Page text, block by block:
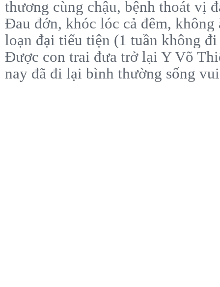
thương cùng chậu, bệnh thoát vị
Đau đớn, khóc lóc cả đêm,
loạn đại tiểu tiện (1 tuần không
Được con trai đưa trở lại Y Võ
nay đã đi lại bình thường sống